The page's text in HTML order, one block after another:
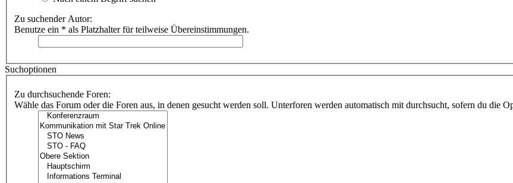
Zu suchender Autor:
Benutze ein * als Platzhalter für teilweise Übereinstimmungen.
Suchoptionen
Zu durchsuchende Foren:
Wähle das Forum oder die Foren aus, in denen gesucht werden soll. Unterforen werden automatisch mit durchsucht, sofern du die